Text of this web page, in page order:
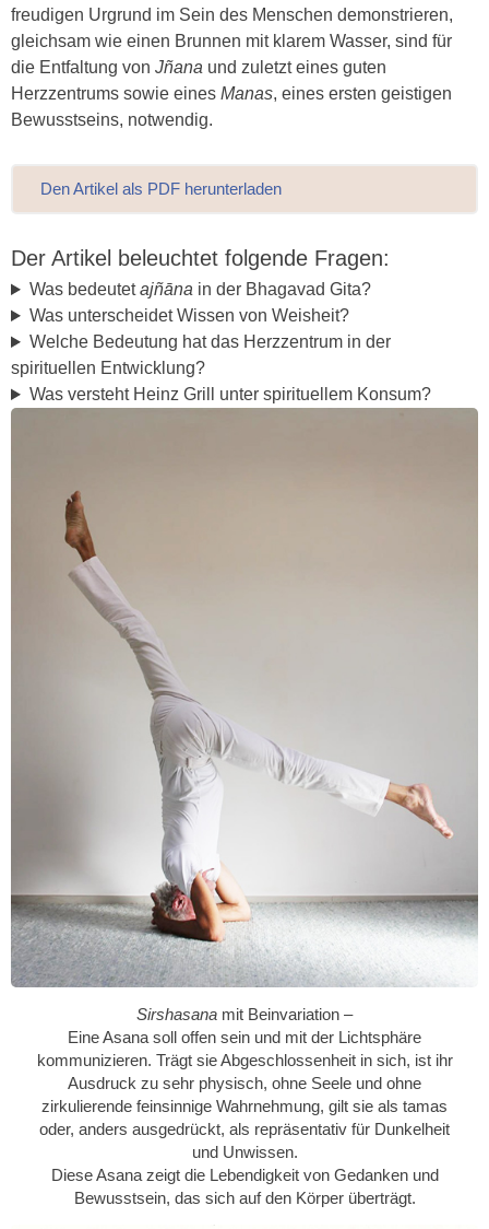
freudigen Urgrund im Sein des Menschen demonstrieren,
gleichsam wie einen Brunnen mit klarem Wasser, sind für
die Entfaltung von Jñana und zuletzt eines guten
Herzzentrums sowie eines Manas, eines ersten geistigen
Bewusstseins, notwendig.
Den Artikel als PDF herunterladen
Der Artikel beleuchtet folgende Fragen:
Was bedeutetajñāna in der Bhagavad Gita?
Was unterscheidet Wissen von Weisheit?
Welche Bedeutung hat das Herzzentrum in der
spirituellen Entwicklung?
Was versteht Heinz Grill unter spirituellem Konsum?
Sirshasana mit Beinvariation –
Eine Asana soll offen sein und mit der Lichtsphäre
kommunizieren. Trägt sie Abgeschlossenheit in sich, ist ihr
Ausdruck zu sehr physisch, ohne Seele und ohne
zirkulierende feinsinnige Wahrnehmung, gilt sie als tamas
oder, anders ausgedrückt, als repräsentativ für Dunkelheit
und Unwissen.
Diese Asana zeigt die Lebendigkeit von Gedanken und
Bewusstsein, das sich auf den Körper überträgt.